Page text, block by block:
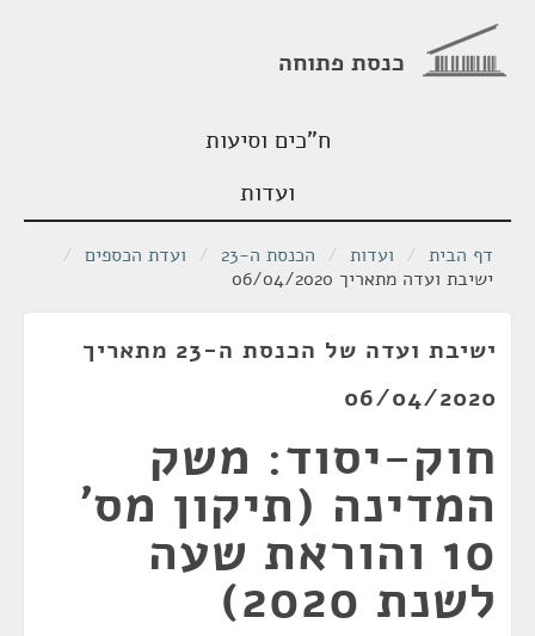
כנסת פתוחה
ח"כים וסיעות
ועדות
דף הבית / ועדות / הכנסת ה-23 / ועדת הכספים /
ישיבת ועדה מתאריך 06/04/2020
ישיבת ועדה של הכנסת ה-23 מתאריך
06/04/2020
חוק-יסוד: משק
המדינה (תיקון מס'
10 והוראת שעה
לשנת 2020)